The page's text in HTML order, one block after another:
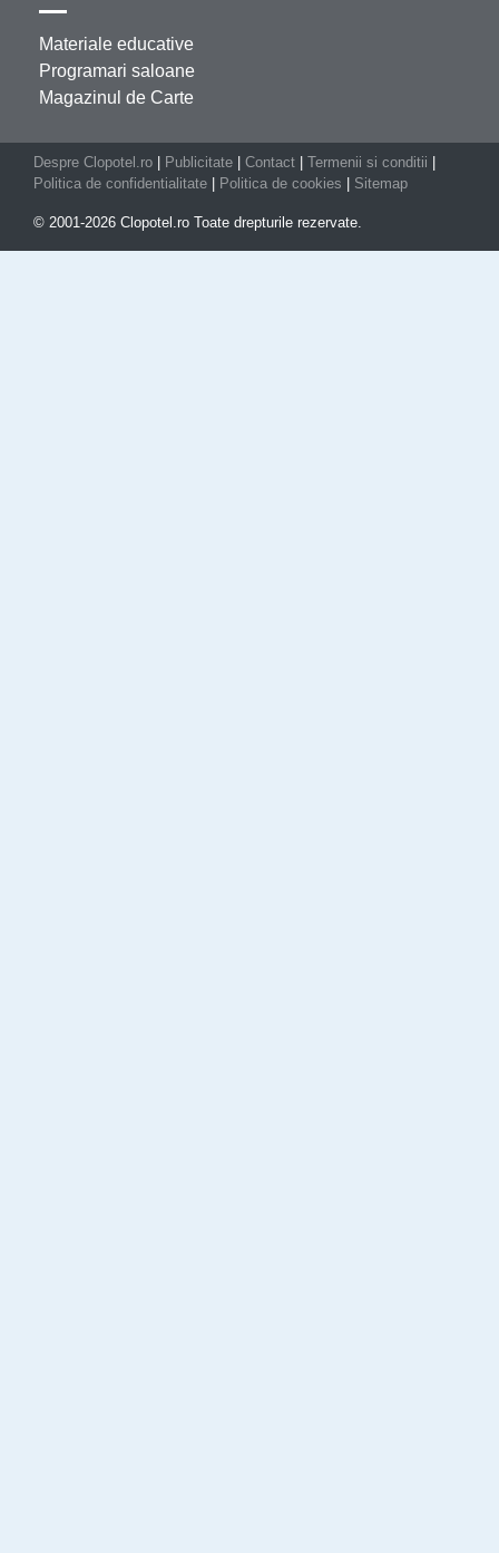
Materiale educative
Programari saloane
Magazinul de Carte
Despre Clopotel.ro Publicitate Contact Termenii si conditii
Politica de confidentialitate
Politica de cookies Sitemap
© 2001-2026 Clopotel.ro Toate drepturile rezervate.